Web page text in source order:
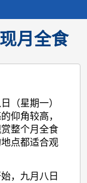
月全食
（星期一）
仰角较高，
整个月全食
点都适合观
，九月八日